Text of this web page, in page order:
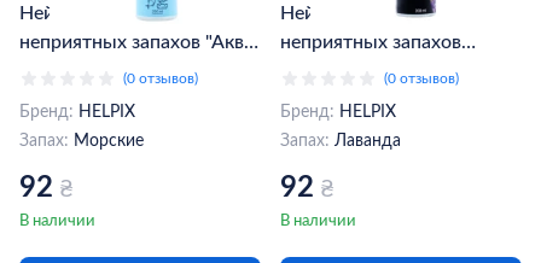
Нейтрализатор
неприятных запахов "Аква"
200 мл (4823075804160)
(0 отзывов)
Бренд: HELPIX
Запах: Морские
92 ₴
В наличии
Нейтрализатор
неприятных запахов
HELPIX "Лавандовая
Мечта" 200 мл
(0 отзывов)
Бренд: HELPIX
Запах: Лаванда
92 ₴
В наличии